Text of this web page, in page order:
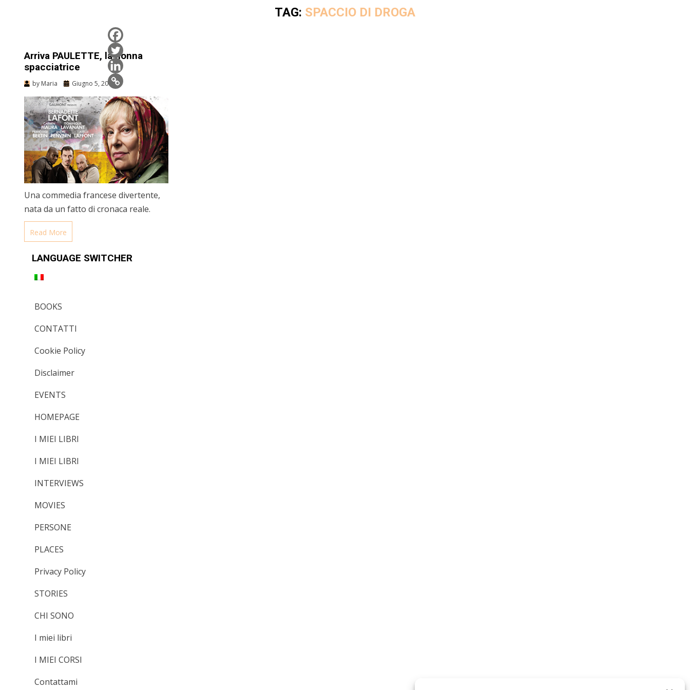
TAG: SPACCIO DI DROGA
Arriva PAULETTE, la nonna
spacciatrice
by Maria Giugno 5, 2013
Una commedia francese divertente,
nata da un fatto di cronaca reale.
Read More
LANGUAGE SWITCHER
BOOKS
CONTATTI
Cookie Policy
Disclaimer
EVENTS
HOMEPAGE
I MIEI LIBRI
I MIEI LIBRI
INTERVIEWS
MOVIES
PERSONE
PLACES
Privacy Policy
STORIES
CHI SONO
I miei libri
I MIEI CORSI
Contattami